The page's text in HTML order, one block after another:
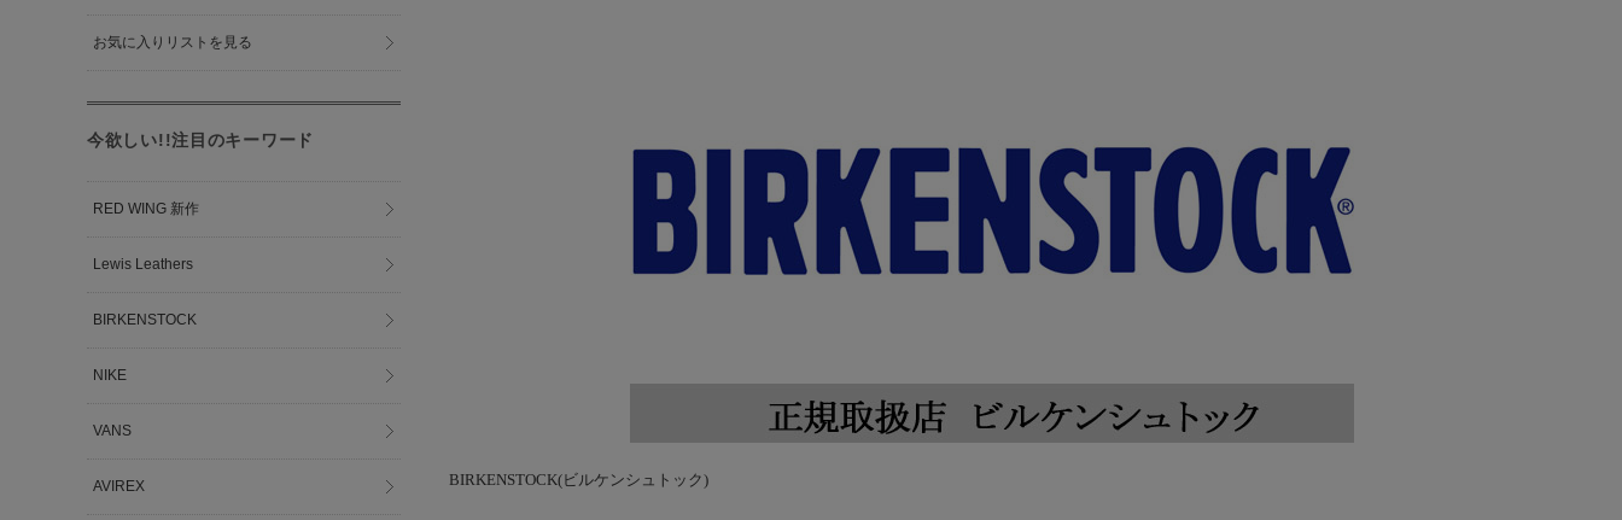
BIRKENSTOCK(ビルケンシュトック)
お気に入りリストを見る
今欲しい!!注目のキーワード
RED WING 新作
Lewis Leathers
BIRKENSTOCK
NIKE
VANS
AVIREX